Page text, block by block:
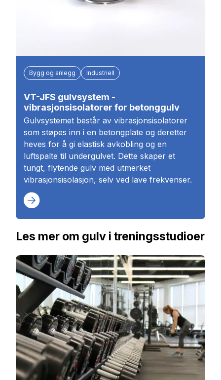
Bygg og anlegg Industriell
VT-JFS gulvsystem -
vibrasjonsisolatorer for betonggulv
Gulvsystemet består av vibrasjonsisolatorer
som støpes inn i en betongplate og deretter
heves for å gi elastisk avkobling og en
luftspalte til undergulvet. Dette skaper et
tungt, flytende gulv med utmerket
vibrasjonsisolasjon, selv ved lave frekvenser.
Les mer om gulv i treningsstudioer